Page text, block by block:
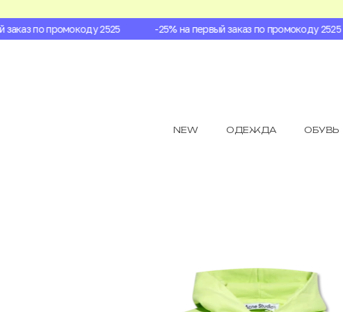
по промокоду 2525 -25% на первый заказ по промокоду 2525
NEW ОДЕЖДА ОБУВЬ